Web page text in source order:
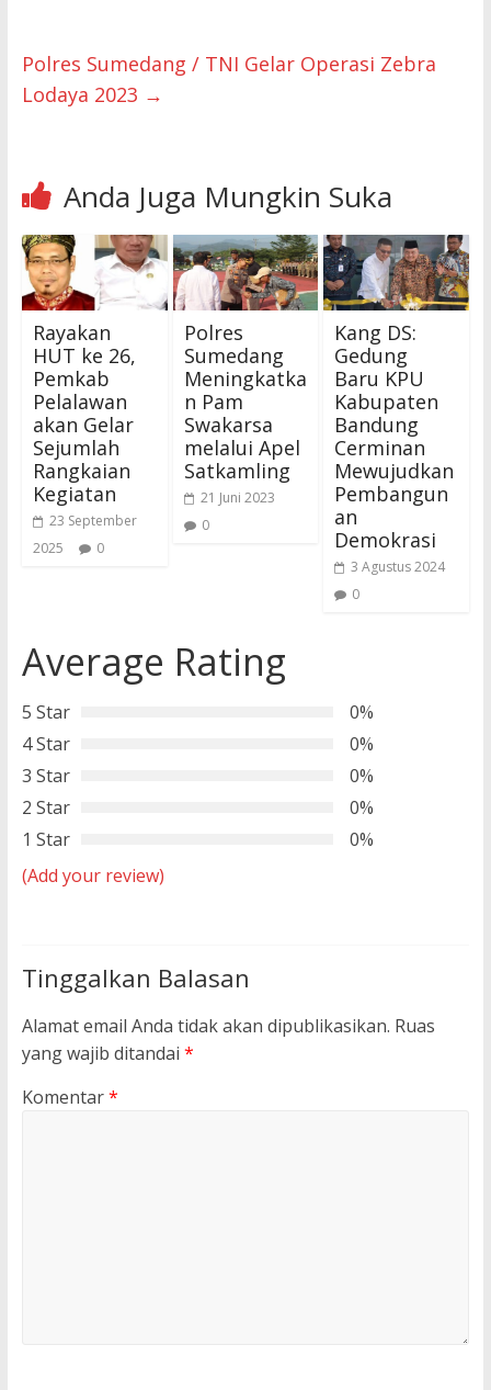
Polres Sumedang / TNI Gelar Operasi Zebra
Lodaya 2023 →
Anda Juga Mungkin Suka
Rayakan
HUT ke 26,
Pemkab
Pelalawan
akan Gelar
Sejumlah
Rangkaian
Kegiatan
23 September
2025
0
Polres
Sumedang
Meningkatka
n Pam
Swakarsa
melalui Apel
Satkamling
21 Juni 2023
0
Kang DS:
Gedung
Baru KPU
Kabupaten
Bandung
Cerminan
Mewujudkan
Pembangun
an
Demokrasi
3 Agustus 2024
0
Average Rating
5 Star
0%
4 Star
0%
3 Star
0%
2 Star
0%
1 Star
0%
(Add your review)
Tinggalkan Balasan
Alamat email Anda tidak akan dipublikasikan. Ruas
yang wajib ditandai *
Komentar*